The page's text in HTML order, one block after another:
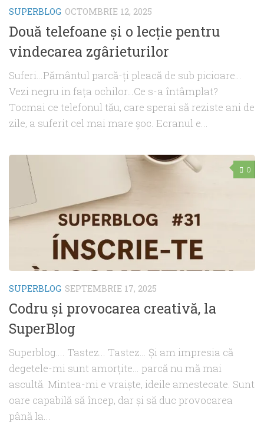
SUPERBLOG OCTOMBRIE 12, 2025
Două telefoane și o lecție pentru
vindecarea zgârieturilor
Suferi…Pământul parcă-ți pleacă de sub picioare…
Vezi negru in fața ochilor…Ce s-a întâmplat?
Tocmai ce telefonul tău, care sperai să reziste ani de
zile, a suferit cel mai mare șoc. Ecranul e...
0
SUPERBLOG SEPTEMBRIE 17, 2025
Codru și provocarea creativă, la
SuperBlog
Superblog…. Tastez… Tastez… Și am impresia că
degetele-mi sunt amorțite… parcă nu mă mai
ascultă. Mintea-mi e vraiște, ideile amestecate. Sunt
oare capabilă să încep, dar și să duc provocarea
până la...